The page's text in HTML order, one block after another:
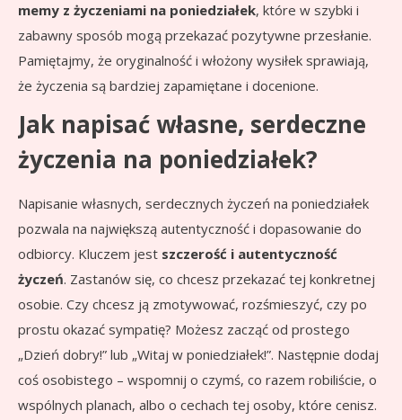
memy z życzeniami na poniedziałek, które w szybki i
zabawny sposób mogą przekazać pozytywne przesłanie.
Pamiętajmy, że oryginalność i włożony wysiłek sprawiają,
że życzenia są bardziej zapamiętane i docenione.
Jak napisać własne, serdeczne
życzenia na poniedziałek?
Napisanie własnych, serdecznych życzeń na poniedziałek
pozwala na największą autentyczność i dopasowanie do
odbiorcy. Kluczem jest szczerość i autentyczność
życzeń. Zastanów się, co chcesz przekazać tej konkretnej
osobie. Czy chcesz ją zmotywować, rozśmieszyć, czy po
prostu okazać sympatię? Możesz zacząć od prostego
„Dzień dobry!” lub „Witaj w poniedziałek!”. Następnie dodaj
coś osobistego – wspomnij o czymś, co razem robiliście, o
wspólnych planach, albo o cechach tej osoby, które cenisz.